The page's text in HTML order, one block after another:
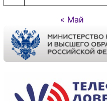
« Май